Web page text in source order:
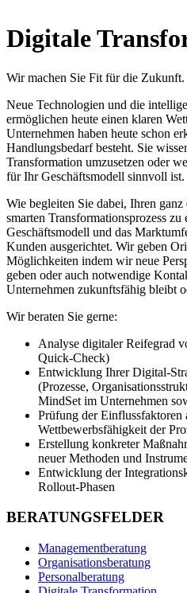
Digitale
Wir machen Sie Fit für die Zukunft.
Neue Technologien und die
ermöglichen heute einen klaren
Unternehmen haben heute schon
Handlungsbedarf besteht. Sie
Transformation umzusetzen oder
für Ihr Geschäftsmodell sinnvoll ist.
Wie begleiten Sie dabei, Ihren
smarten Transformationsprozess
Geschäftsmodell und das
Kunden ausgerichtet. Wir geben
Möglichkeiten indem wir neue
geben oder auch notwendige
Unternehmen zukunftsfähig bleibt
Wir beraten Sie gerne:
Analyse digitaler Reifegrad
Quick-Check)
Entwicklung Ihrer Digital-
(Prozesse,
MindSet im Unternehmen
Prüfung der Einflussfaktoren
Wettbewerbsfähigkeit der
Erstellung konkreter
neuer Methoden und
Entwicklung der
Rollout-Phasen
BERATUNGSFELDER
Managementberatung
Organisationsberatung
Personalberatung